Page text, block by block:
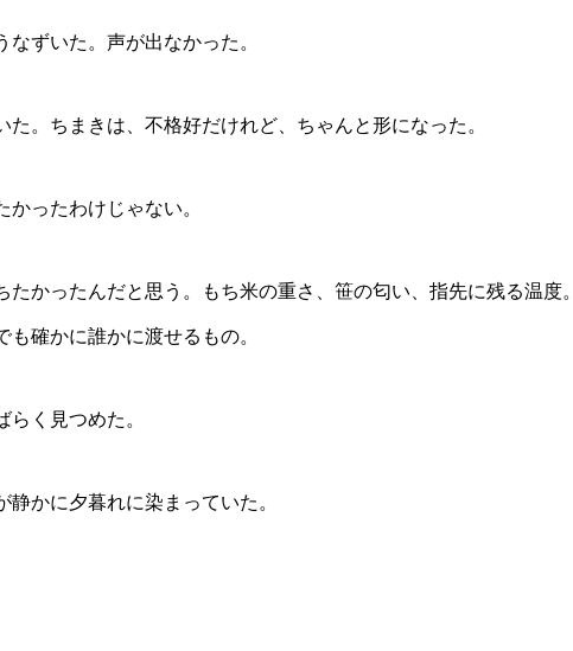
ずいた。声が出なかった。
た。ちまきは、不格好だけれど、ちゃんと形になった。
ったわけじゃない。
たかったんだと思う。もち米の重さ、笹の匂い、指先に残る温度。
確かに誰かに渡せるもの。
く見つめた。
かに夕暮れに染まっていた。